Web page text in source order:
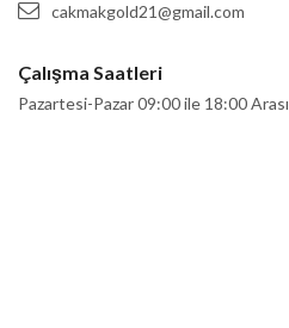
cakmakgold21@gmail.com
Çalışma Saatleri
Pazartesi-Pazar 09:00 ile 18:00 Arası